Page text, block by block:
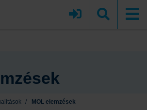
/ MOL elemzések